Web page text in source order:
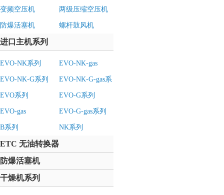
压机
变频空压机 两级压缩空压机
防爆活塞机 螺杆鼓风机
进口主机系列
EVO-NK系列 EVO-NK-gas
EVO-NK-G系列
EVO-NK-G-gas系
EVO系列 EVO-G系列
EVO-gas EVO-G-gas系列
B系列 NK系列
ETC 无油转换器
防爆活塞机
干燥机系列